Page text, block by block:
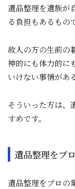
遺品整理を遺族が
る負担もあるもの
故人の方の生前の
神的にも体力的に
いけない事情があ
そういった方は、
すめです。
遺品整理をプ
遺品整理をプロの